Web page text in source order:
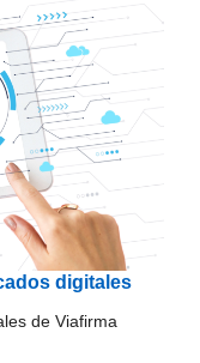
digitales
de Viafirma